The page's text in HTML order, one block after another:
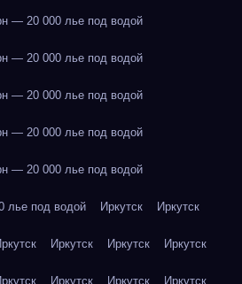
— 20 000 лье под водой
— 20 000 лье под водой
— 20 000 лье под водой
— 20 000 лье под водой
— 20 000 лье под водой
под водой Иркутск Иркутск
Иркутск Иркутск Иркутск
Иркутск Иркутск Иркутск